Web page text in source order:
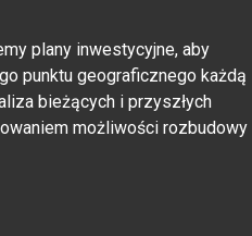
plany inwestycyjne, aby
punktu geograficznego każdą
bieżących i przyszłych
możliwości rozbudowy